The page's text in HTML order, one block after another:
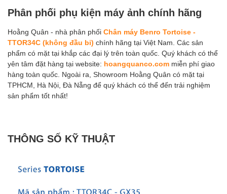
Phân phối phụ kiện máy ảnh chính hãng
Hoằng Quân - nhà phân phối Chân máy Benro Tortoise -
TTOR34C (không đầu bi) chính hãng tại Việt Nam. Các sản
phẩm có mặt tại khắp các đại lý trên toàn quốc. Quý khách có thể
yên tâm đặt hàng tại website: hoangquanco.com miễn phí giao
hàng toàn quốc. Ngoài ra, Showroom Hoằng Quân có mặt tại
TPHCM, Hà Nội, Đà Nẵng để quý khách có thể đến trải nghiệm
sản phẩm tốt nhất!
THÔNG SỐ KỸ THUẬT